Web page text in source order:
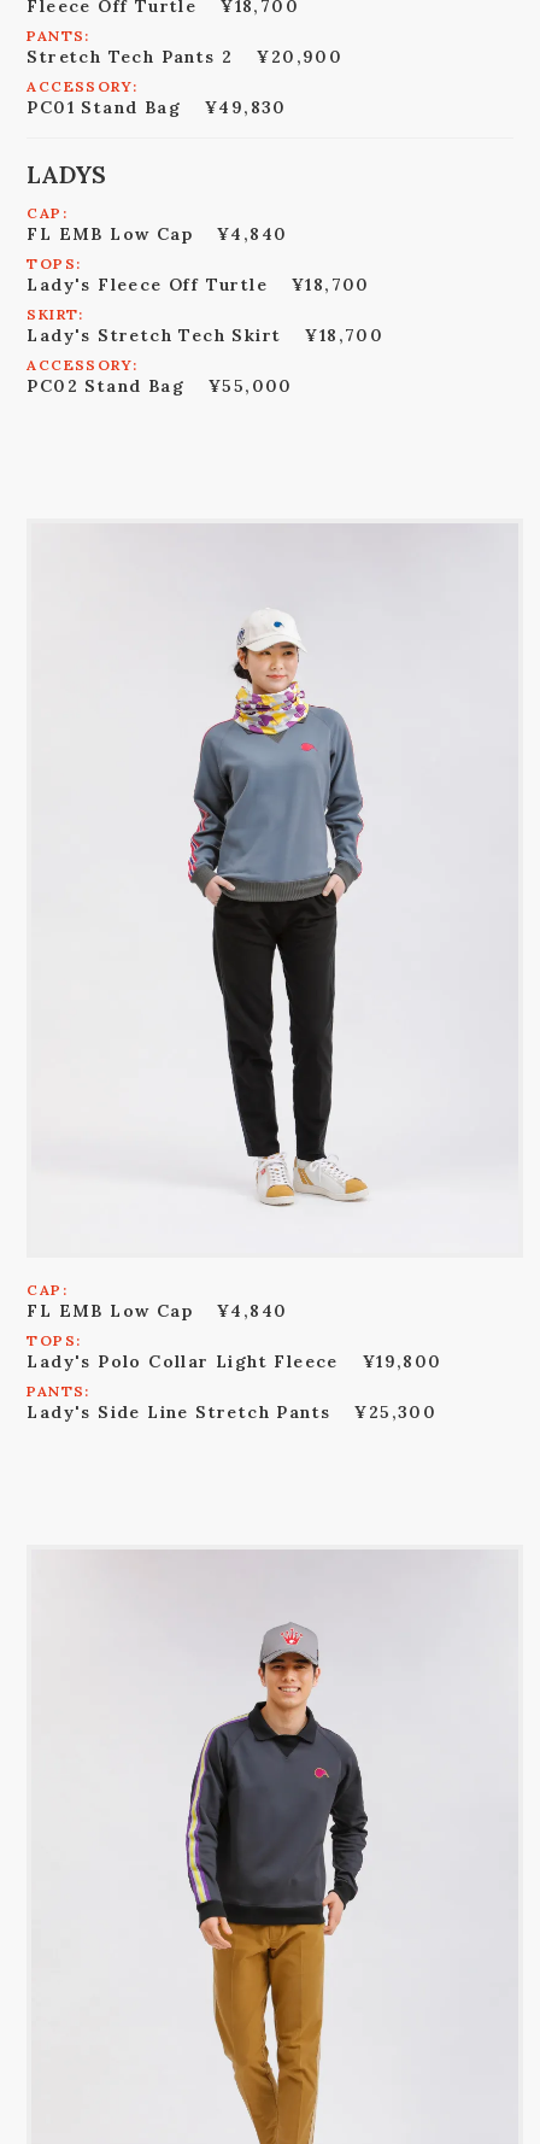
Fleece Off Turtle ¥18,700
PANTS:
Stretch Tech Pants 2 ¥20,900
ACCESSORY:
PC01 Stand Bag ¥49,830
LADYS
CAP:
FL EMB Low Cap ¥4,840
TOPS:
Lady's Fleece Off Turtle ¥18,700
SKIRT:
Lady's Stretch Tech Skirt ¥18,700
ACCESSORY:
PC02 Stand Bag ¥55,000
CAP:
FL EMB Low Cap ¥4,840
TOPS:
Lady's Polo Collar Light Fleece ¥19,800
PANTS:
Lady's Side Line Stretch Pants ¥25,300